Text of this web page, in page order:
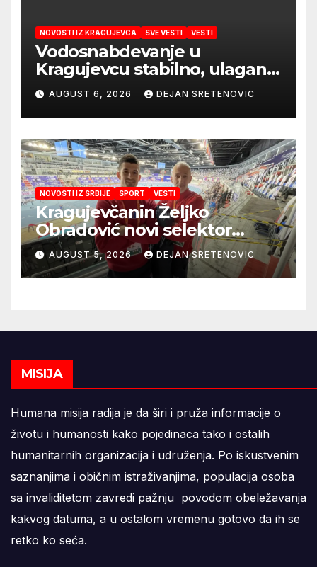
NOVOSTI IZ KRAGUJEVCA SVE VESTI VESTI
Vodosnabdevanje u
Kragujevcu stabilno, ulaganja
obezbedila sigurnije
snabdevanje
AUGUST 6, 2026 DEJAN SRETENOVIC
NOVOSTI IZ SRBIJE SPORT VESTI
Kragujevčanin Željko
Obradović novi selektor
Atletske reprezentacije Srbije
AUGUST 5, 2026 DEJAN SRETENOVIC
MISIJA
Humana misija radija je da širi i pruža informacije o
životu i humanosti kako pojedinaca tako i ostalih
humanitarnih organizacija i udruženja. Po iskustvenim
saznanjima i običnim istraživanjima, populacija osoba
sa invaliditetom zavredi pažnju povodom obeležavanja
kakvog datuma, a u ostalom vremenu gotovo da ih se
retko ko seća.